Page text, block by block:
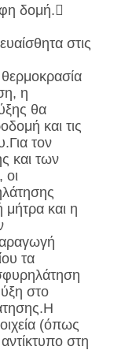
δομή.
στις
η
θα
και τις
τον
και των
οι
και η
τα
στο
(όπως
στη